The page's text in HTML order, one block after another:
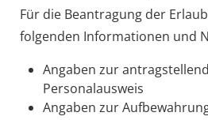
Für die Beantragung der
folgenden Informationen und
Angaben zur
Personalausweis
Angaben zur